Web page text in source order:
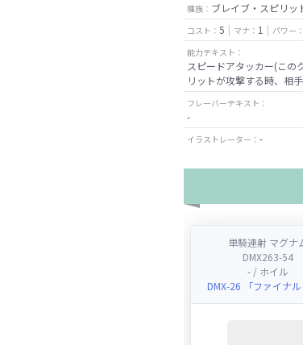
種族： ブレイブ・スピリッ
コスト： 5 マナ： 1 パワー：
能力テキスト：
スピードアタッカー(この
リットが攻撃する時、相
フレーバーテキスト：
-
イラストレーター： -
単騎連射 マグナ
DMX263-54
- / ホイル